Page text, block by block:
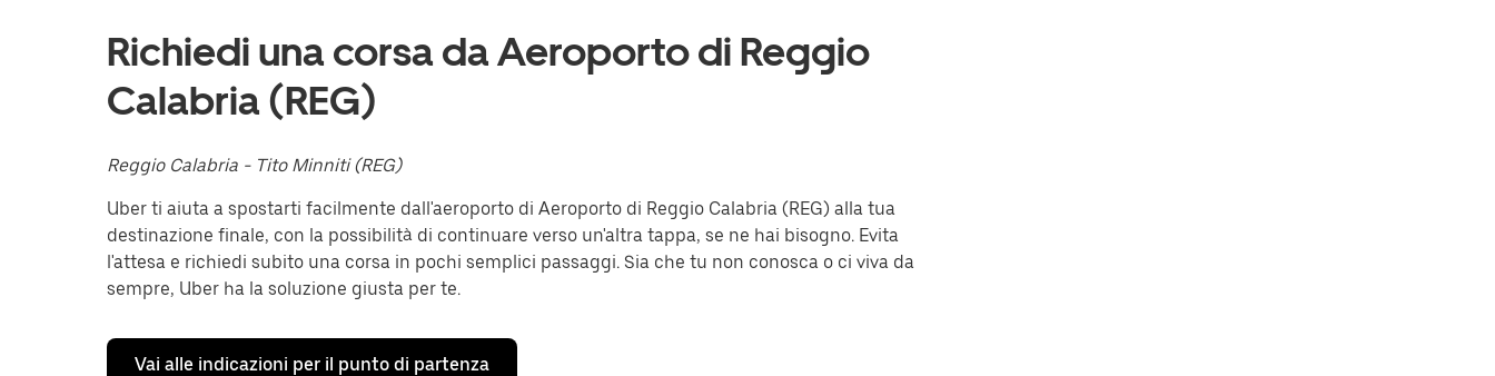
con
il
e
selezionare
data.
Utilizza
pulsante
Esc
per
il
Richiedi una corsa da Aeroporto di Reggio
Calabria (REG)
Reggio Calabria - Tito Minniti (REG)
Uber ti aiuta a spostarti facilmente dall'aeroporto di Aeroporto di Reggio Calabria (REG) alla tua
destinazione finale, con la possibilità di continuare verso un'altra tappa, se ne hai bisogno. Evita
l'attesa e richiedi subito una corsa in pochi semplici passaggi. Sia che tu non conosca o ci viva da
sempre, Uber ha la soluzione giusta per te.
Vai alle indicazioni per il punto di partenza